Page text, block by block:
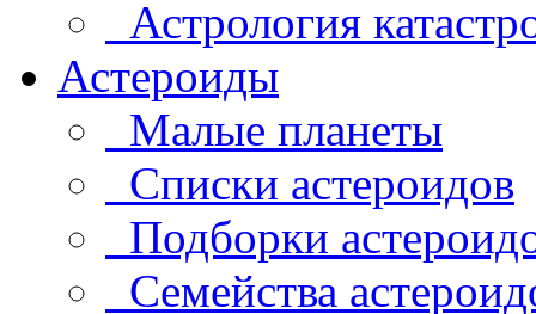
Астрология
Астероиды
Малые планеты
Списки астероидов
Подборки
Семейства